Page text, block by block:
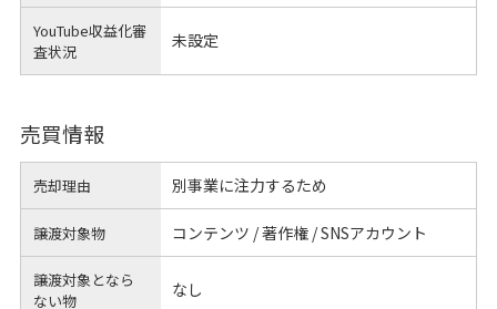
YouTube収益化審
査状況
未設定
売買情報
売却理由 別事業に注力するため
譲渡対象物 コンテンツ / 著作権 / SNSアカウント
譲渡対象となら
ない物
なし